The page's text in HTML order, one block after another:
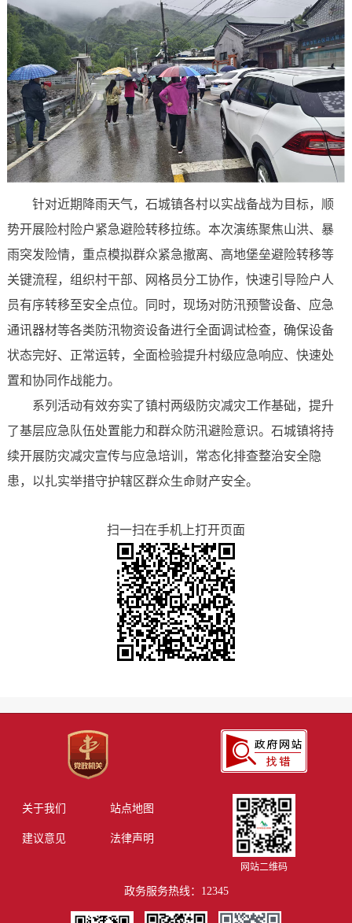
针对近期降雨天气，石城镇各村以实战备战为目标，顺
势开展险村险户紧急避险转移拉练。本次演练聚焦山洪、暴
雨突发险情，重点模拟群众紧急撤离、高地堡垒避险转移等
关键流程，组织村干部、网格员分工协作，快速引导险户人
员有序转移至安全点位。同时，现场对防汛预警设备、应急
通讯器材等各类防汛物资设备进行全面调试检查，确保设备
状态完好、正常运转，全面检验提升村级应急响应、快速处
置和协同作战能力。
系列活动有效夯实了镇村两级防灾减灾工作基础，提升
了基层应急队伍处置能力和群众防汛避险意识。石城镇将持
续开展防灾减灾宣传与应急培训，常态化排查整治安全隐
患，以扎实举措守护辖区群众生命财产安全。
扫一扫在手机上打开页面
关于我们 站点地图
建议意见 法律声明
网站二维码
政务服务热线：12345